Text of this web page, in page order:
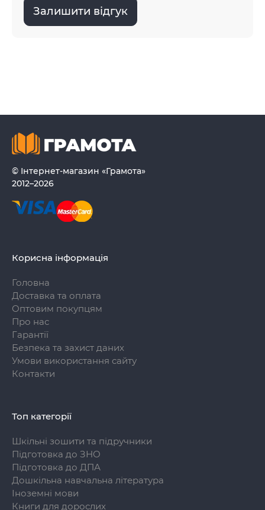
Залишити відгук
© Інтернет-магазин «Грамота»
2012–2026
Корисна інформація
Головна
Доставка та оплата
Оптовим покупцям
Про нас
Гарантії
Безпека та захист даних
Умови використання сайту
Контакти
Топ категорії
Шкільні зошити та підручники
Підготовка до ЗНО
Підготовка до ДПА
Дошкільна навчальна література
Іноземні мови
Книги для дорослих